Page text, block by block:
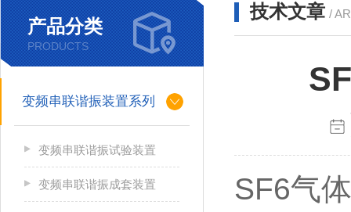
产品分类
PRODUCTS
变频串联谐振装置系列
变频串联谐振试验装置
变频串联谐振成套装置
技术文章 /
SF6气